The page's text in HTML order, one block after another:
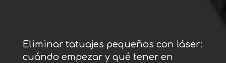
Eliminar tatuajes pequeños con láser:
cuándo empezar y qué tener en